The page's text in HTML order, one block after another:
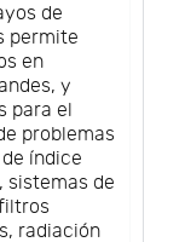
de
permite
en
y
para el
problemas
índice
sistemas de
radiación